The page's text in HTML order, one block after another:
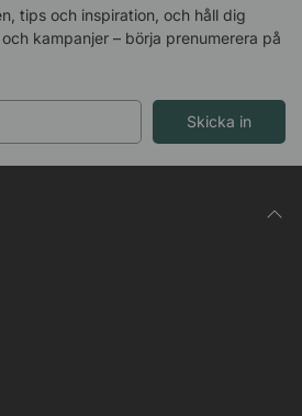
tips och inspiration, och håll dig
kampanjer – börja prenumerera på
Skicka in